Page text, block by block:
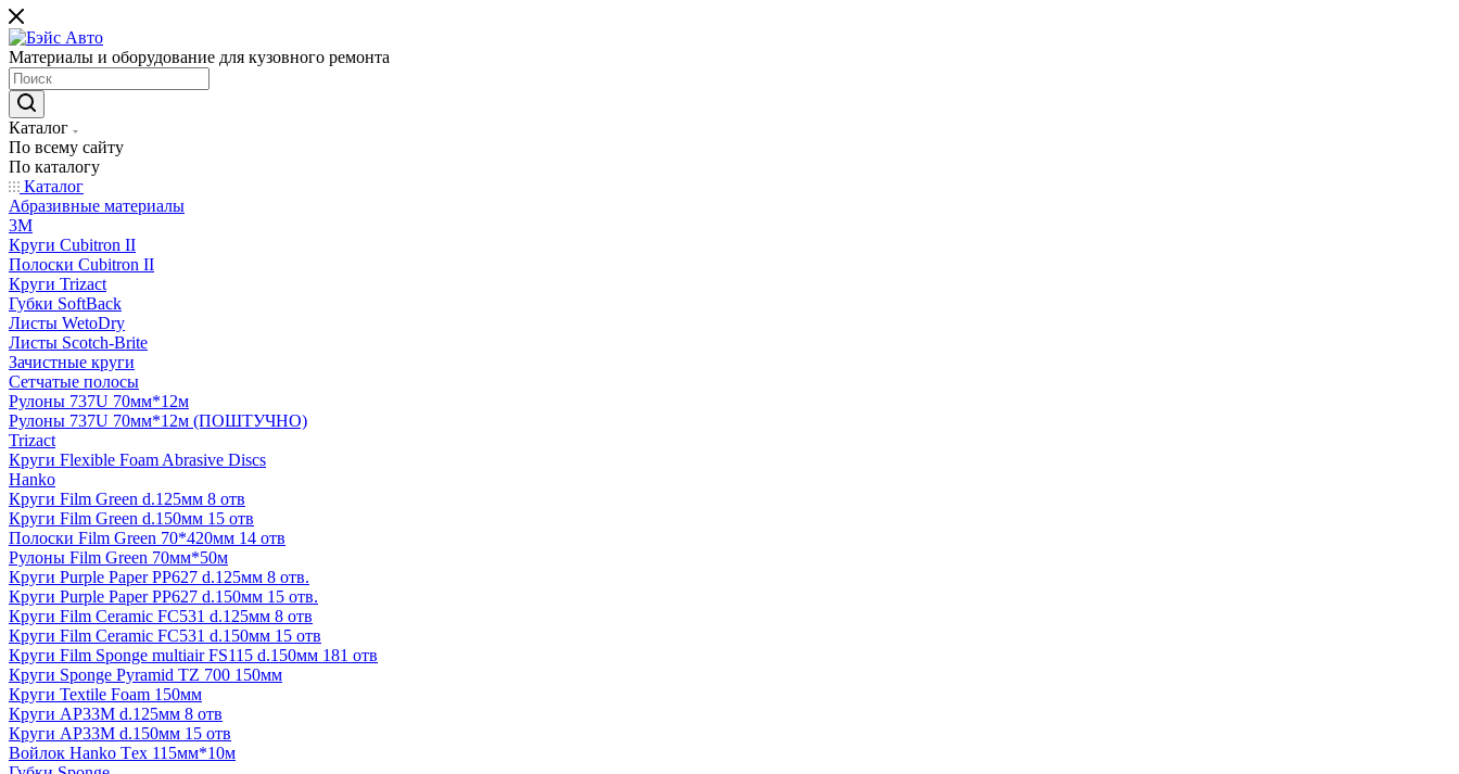
Материалы и оборудование для кузовного ремонта
Каталог
По всему сайту
По каталогу
Каталог
Абразивные материалы
3M
Круги Cubitron II
Полоски Cubitron II
Круги Trizact
Губки SoftBack
Листы WetoDry
Листы Scotch-Brite
Зачистные круги
Сетчатые полосы
Рулоны 737U 70мм*12м
Рулоны 737U 70мм*12м (ПОШТУЧНО)
Trizact
Круги Flexible Foam Abrasive Discs
Hanko
Круги Film Green d.125мм 8 отв
Круги Film Green d.150мм 15 отв
Полоски Film Green 70*420мм 14 отв
Рулоны Film Green 70мм*50м
Круги Purple Paper PP627 d.125мм 8 отв.
Круги Purple Paper PP627 d.150мм 15 отв.
Круги Film Ceramic FC531 d.125мм 8 отв
Круги Film Ceramic FC531 d.150мм 15 отв
Круги Film Sponge multiair FS115 d.150мм 181 отв
Круги Sponge Pyramid TZ 700 150мм
Круги Textile Foam 150мм
Круги AP33M d.125мм 8 отв
Круги AP33M d.150мм 15 отв
Войлок Hanko Tех 115мм*10м